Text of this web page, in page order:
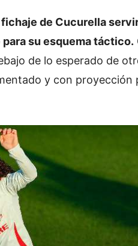
de Cucurella
su esquema táctico.
de lo esperado de
y con proyección